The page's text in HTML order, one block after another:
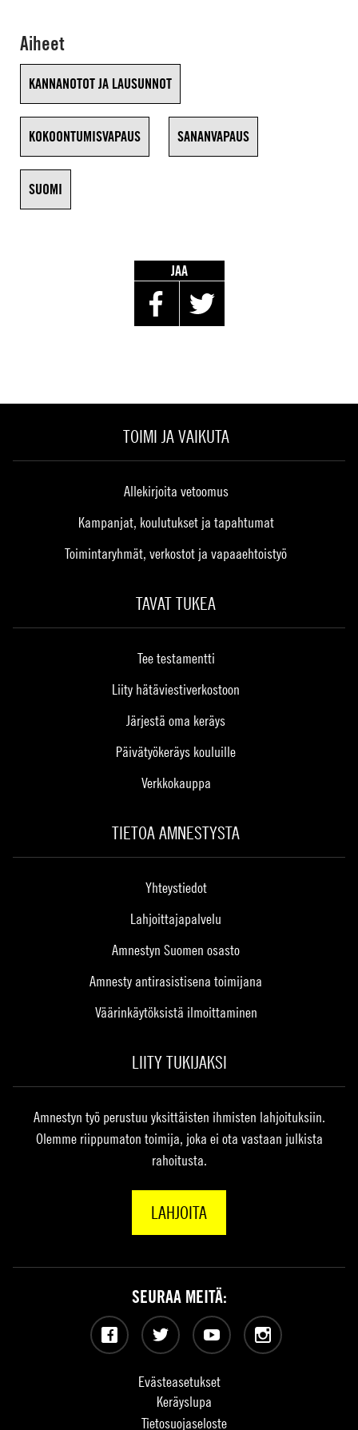
Aiheet
KANNANOTOT JA LAUSUNNOT
KOKOONTUMISVAPAUS SANANVAPAUS
SUOMI
JAA
TOIMI JA VAIKUTA
Allekirjoita vetoomus
Kampanjat, koulutukset ja tapahtumat
Toimintaryhmät, verkostot ja vapaaehtoistyö
TAVAT TUKEA
Tee testamentti
Liity hätäviestiverkostoon
Järjestä oma keräys
Päivätyökeräys kouluille
Verkkokauppa
TIETOA AMNESTYSTA
Yhteystiedot
Lahjoittajapalvelu
Amnestyn Suomen osasto
Amnesty antirasistisena toimijana
Väärinkäytöksistä ilmoittaminen
LIITY TUKIJAKSI
Amnestyn työ perustuu yksittäisten ihmisten lahjoituksiin.
Olemme riippumaton toimija, joka ei ota vastaan julkista
rahoitusta.
LAHJOITA
Evästeasetukset
Keräyslupa
Tietosuojaseloste
SEURAA MEITÄ:
Facebook Twitter YouTubeInstagram